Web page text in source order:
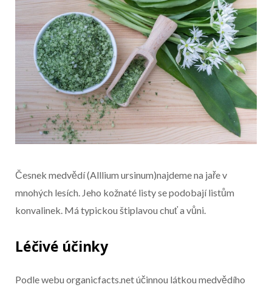
Česnek medvědí (Alllium ursinum)najdeme na jaře v
mnohých lesích. Jeho kožnaté listy se podobají listům
konvalinek. Má typickou štiplavou chuť a vůni.
Začátek reklamy
Léčivé účinky
Podle webu organicfacts.net účinnou látkou medvědího